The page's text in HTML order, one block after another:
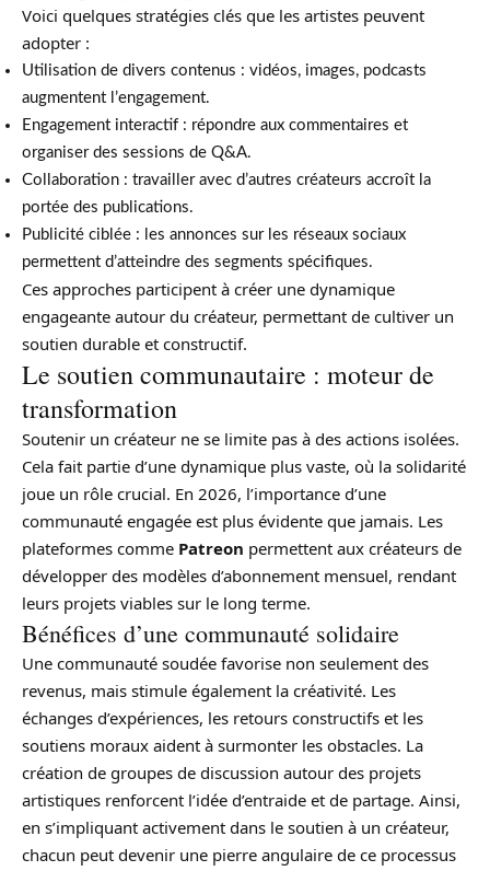
Voici quelques stratégies clés que les artistes peuvent
adopter :
Utilisation de divers contenus : vidéos, images, podcasts
augmentent l’engagement.
Engagement interactif : répondre aux commentaires et
organiser des sessions de Q&A.
Collaboration : travailler avec d’autres créateurs accroît la
portée des publications.
Publicité ciblée : les annonces sur les réseaux sociaux
permettent d’atteindre des segments spécifiques.
Ces approches participent à créer une dynamique
engageante autour du créateur, permettant de cultiver un
soutien durable et constructif.
Le soutien communautaire : moteur de
transformation
Soutenir un créateur ne se limite pas à des actions isolées.
Cela fait partie d’une dynamique plus vaste, où la solidarité
joue un rôle crucial. En 2026, l’importance d’une
communauté engagée est plus évidente que jamais. Les
plateformes comme Patreon permettent aux créateurs de
développer des modèles d’abonnement mensuel, rendant
leurs projets viables sur le long terme.
Bénéfices d’une communauté solidaire
Une communauté soudée favorise non seulement des
revenus, mais stimule également la créativité. Les
échanges d’expériences, les retours constructifs et les
soutiens moraux aident à surmonter les obstacles. La
création de groupes de discussion autour des projets
artistiques renforcent l’idée d’entraide et de partage. Ainsi,
en s’impliquant activement dans le soutien à un créateur,
chacun peut devenir une pierre angulaire de ce processus